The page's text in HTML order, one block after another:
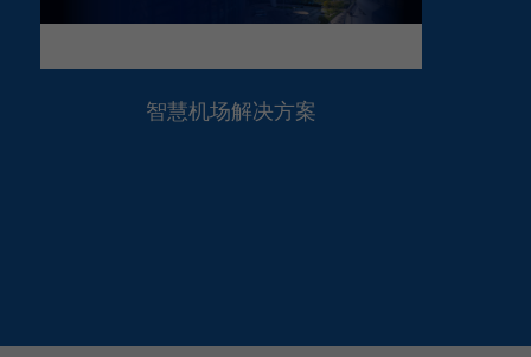
智慧机场解决方案